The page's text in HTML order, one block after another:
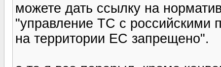
можете дать ссылку на
"управление ТС с российскими
на территории ЕС запрещено".